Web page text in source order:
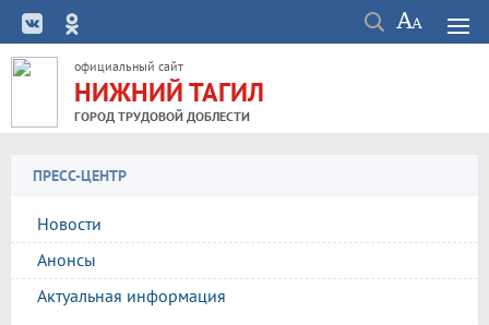
официальный сайт
НИЖНИЙ ТАГИЛ
ГОРОД ТРУДОВОЙ ДОБЛЕСТИ
ПРЕСС-ЦЕНТР
Новости
Анонсы
Актуальная информация